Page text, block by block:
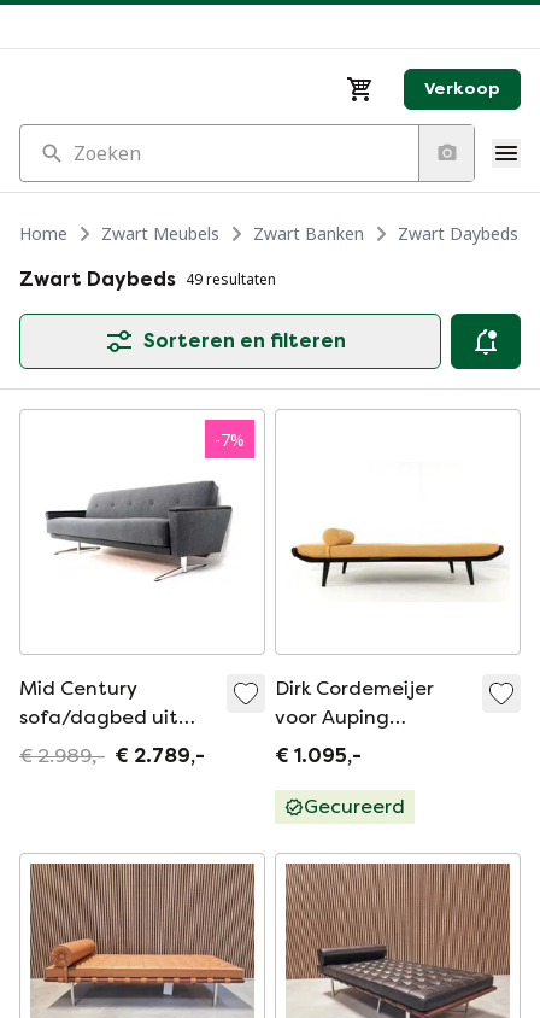
Verkoop
Zoeken
Home Zwart Meubels Zwart Banken
Zwart Daybeds
Zwart Daybeds 49 resultaten
Sorteren en filteren
-7%
Mid Century
sofa/dagbed uit
1960 met
€ 2.989,- € 2.789,-
Dirk Cordemeijer
voor Auping
Cleopatra daybed
gestoffeerd
€ 1.095,-
Gecureerd